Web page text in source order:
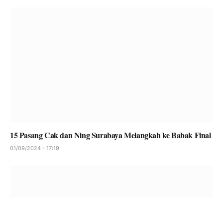
15 Pasang Cak dan Ning Surabaya Melangkah ke Babak Final
01/09/2024 - 17:19